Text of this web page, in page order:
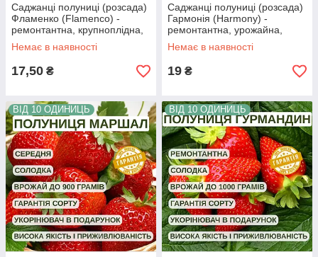
Саджанці полуниці (розсада)
Фламенко (Flamenco) -
ремонтантна, крупноплідна,
високоврожайна
Немає в наявності
17,50 ₴
Саджанці полуниці (розсада)
Гармонія (Harmony) -
ремонтантна, урожайна,
крупноплідна
Немає в наявності
19 ₴
ВІД 10 ОДИНИЦЬ ВІД 10 ОДИНИЦЬ